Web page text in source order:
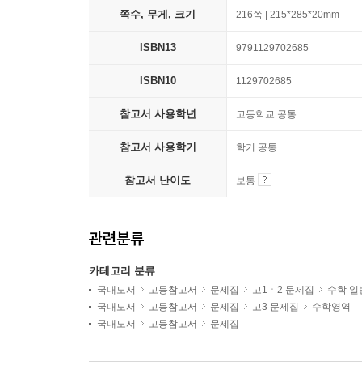
쪽수, 무게, 크기 216쪽 | 215*285*20mm
ISBN13 9791129702685
ISBN10 1129702685
참고서 사용학년 고등학교 공통
참고서 사용학기 학기 공통
참고서 난이도 보통
관련분류
카테고리 분류
국내도서 고등참고서 문제집 고1ㆍ2 문제집
수학 일
국내도서
고등참고서 문제집 고3 문제집
수학영역
국내도서
고등참고서 문제집